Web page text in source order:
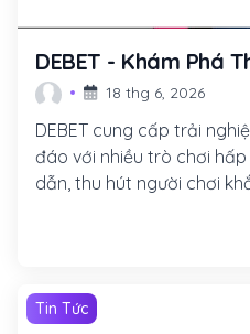
DEBET - Khám Phá
Tuyến Đầy Hấp Dẫn
18 thg 6, 2026
DEBET cung cấp trải
đáo với nhiều trò chơi
dẫn, thu hút người chơi
Tin Tức